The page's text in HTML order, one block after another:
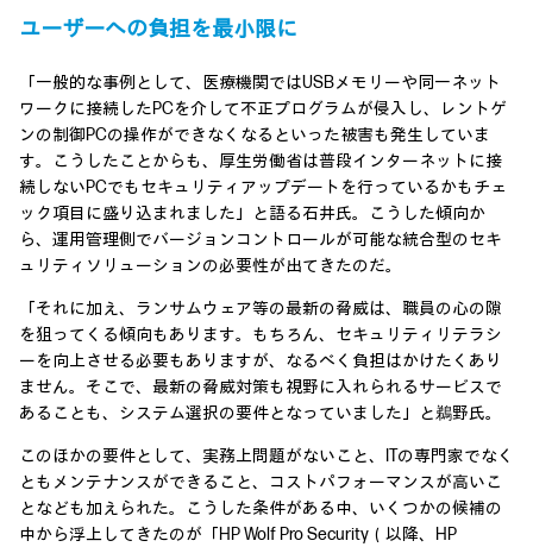
ユーザーへの負担を最小限に
「一般的な事例として、医療機関ではUSBメモリーや同一ネット
ワークに接続したPCを介して不正プログラムが侵入し、レントゲ
ンの制御PCの操作ができなくなるといった被害も発生していま
す。こうしたことからも、厚生労働省は普段インターネットに接
続しないPCでもセキュリティアップデートを行っているかもチェ
ック項目に盛り込まれました」と語る石井氏。こうした傾向か
ら、運用管理側でバージョンコントロールが可能な統合型のセキ
ュリティソリューションの必要性が出てきたのだ。
「それに加え、ランサムウェア等の最新の脅威は、職員の心の隙
を狙ってくる傾向もあります。もちろん、セキュリティリテラシ
ーを向上させる必要もありますが、なるべく負担はかけたくあり
ません。そこで、最新の脅威対策も視野に入れられるサービスで
あることも、システム選択の要件となっていました」と鵜野氏。
このほかの要件として、実務上問題がないこと、ITの専門家でなく
ともメンテナンスができること、コストパフォーマンスが高いこ
となども加えられた。こうした条件がある中、いくつかの候補の
中から浮上してきたのが「HP Wolf Pro Security（以降、HP